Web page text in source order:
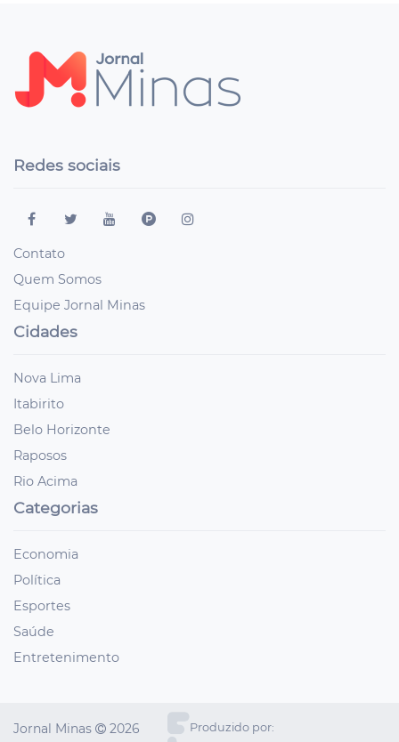
Redes sociais
Contato
Quem Somos
Equipe Jornal Minas
Cidades
Nova Lima
Itabirito
Belo Horizonte
Raposos
Rio Acima
Categorias
Economia
Política
Esportes
Saúde
Entretenimento
Jornal Minas 2026 Produzido por: